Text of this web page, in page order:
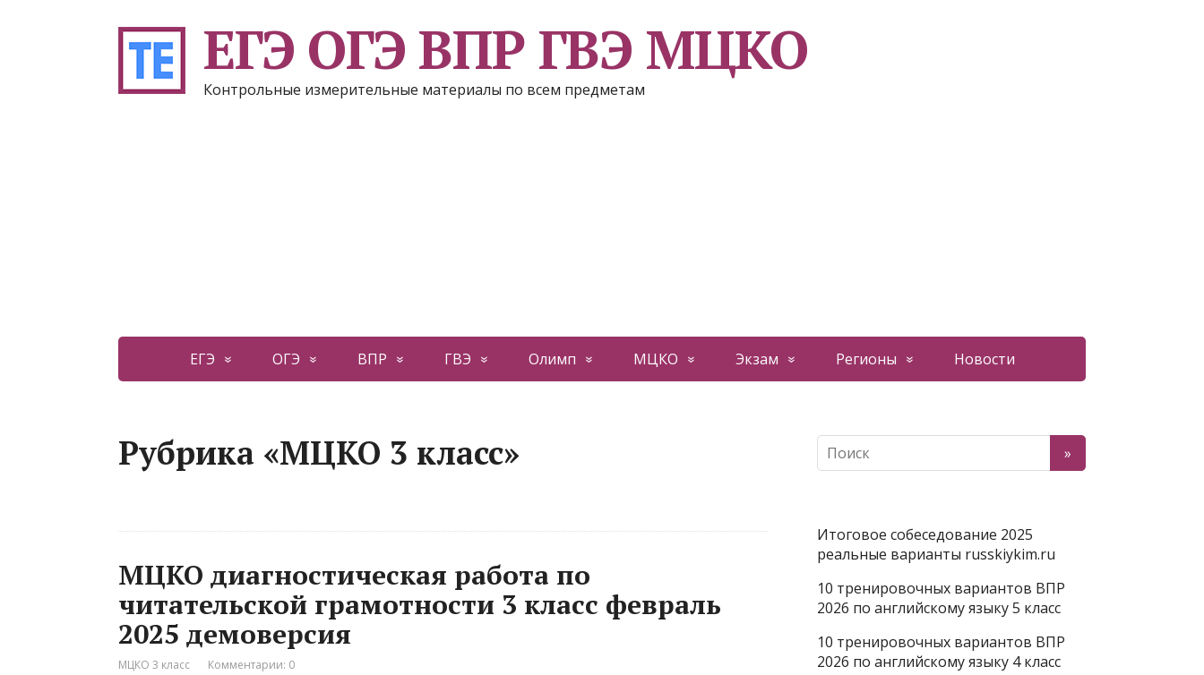
ЕГЭ ОГЭ ВПР ГВЭ МЦКО
Контрольные измерительные материалы по всем предметам
ЕГЭ ОГЭ ВПР ГВЭ Олимп МЦКО Экзам Регионы Новости
Рубрика «МЦКО 3 класс»
МЦКО диагностическая работа по
читательской грамотности 3 класс февраль
2025 демоверсия
МЦКО 3 класс Комментарии: 0
Итоговое собеседование 2025
реальные варианты russkiykim.ru
10 тренировочных вариантов ВПР
2026 по английскому языку 5 класс
10 тренировочных вариантов ВПР
2026 по английскому языку 4 класс